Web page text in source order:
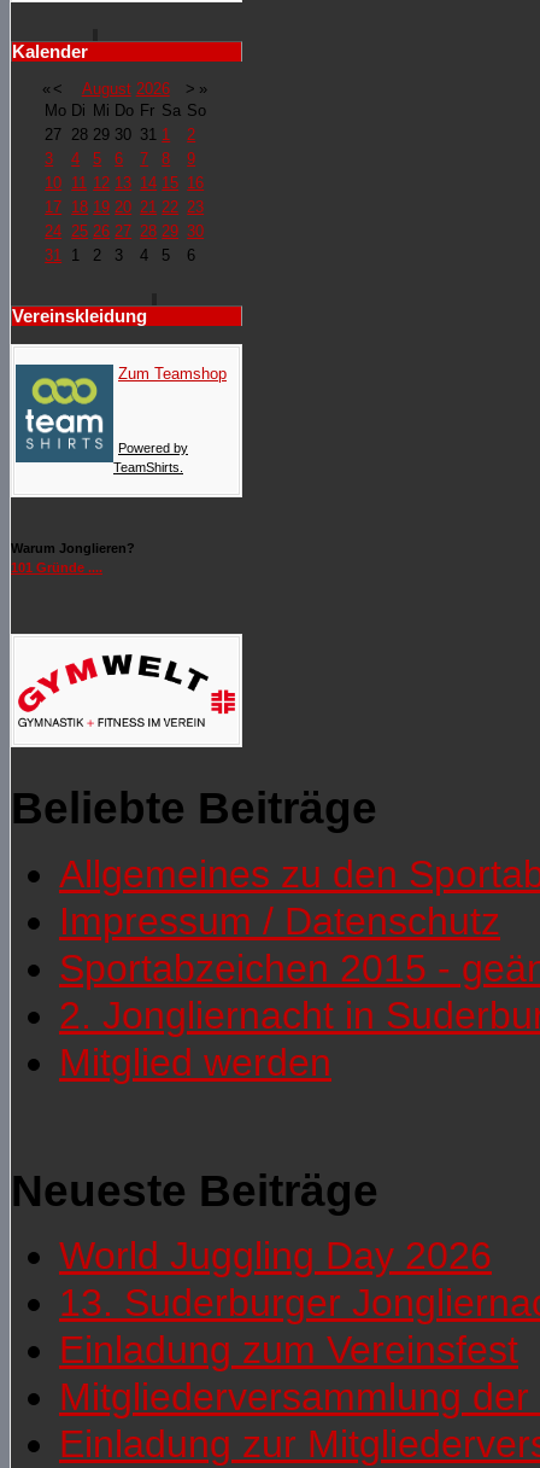
Kalender
« < August 2026 > »
Mo Di Mi Do Fr Sa So
27 28 29 30 31 1
2
3
4 5 6 7 8
9
10 11 12 13 14 15 16
17 18 19 20 21 22 23
24 25 26 27 28 29 30
31
1 2 3 4 5 6
Vereinskleidung
Zum Teamshop
Powered by
TeamShirts.
Warum Jonglieren?
101 Gründe ....
Beliebte Beiträge
Allgemeines zu den
Impressum / Datenschutz
Sportabzeichen 2015 -
2. Jongliernacht in
Mitglied werden
Neueste Beiträge
World Juggling Day 2026
13. Suderburger
Einladung zum Vereinsfest
Mitgliederversammlung
Einladung zur